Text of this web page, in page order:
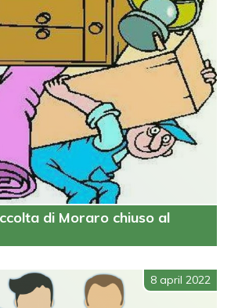
di Moraro chiuso al
8 april 2022